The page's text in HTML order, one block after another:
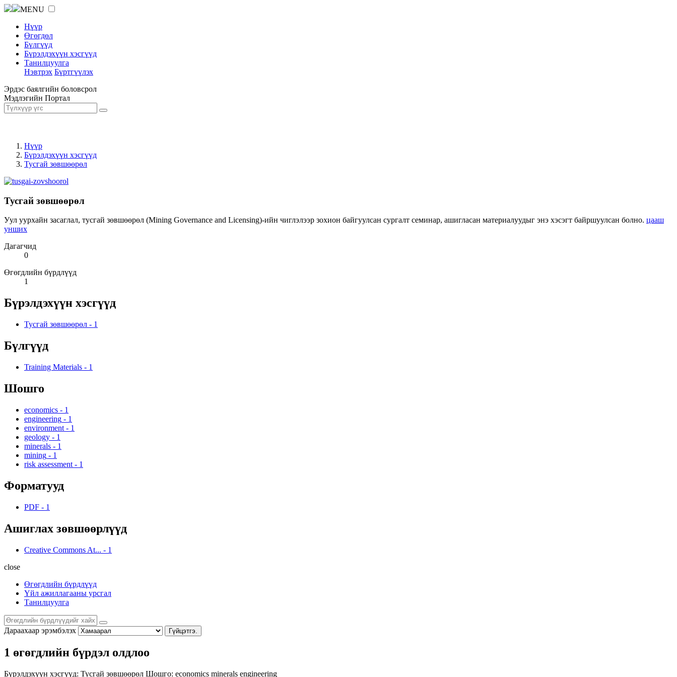
MENU
Нүүр
Өгөгдөл
Бүлгүүд
Бүрэлдэхүүн хэсгүүд
Танилцуулга
Нэвтрэх Бүртгүүлэх
Эрдэс баялгийн боловсрол
Мэдлэгийн Портал
Нүүр
Бүрэлдэхүүн хэсгүүд
Тусгай зөвшөөрөл
Тусгай зөвшөөрөл
Уул уурхайн засаглал, тусгай зөвшөөрөл (Mining Governance and Licensing)-ийн чиглэлээр зохион байгуулсан сургалт семинар, ашигласан материалуудыг энэ хэсэгт байршуулсан болно. цааш
унших
Дагагчид
0
Өгөгдлийн бүрдлүүд
1
Бүрэлдэхүүн хэсгүүд
Тусгай зөвшөөрөл - 1
Бүлгүүд
Training Materials - 1
Шошго
economics - 1
engineering - 1
environment - 1
geology - 1
minerals - 1
mining - 1
risk assessment - 1
Форматууд
PDF - 1
Ашиглах зөвшөөрлүүд
Creative Commons At... - 1
close
Өгөгдлийн бүрдлүүд
Үйл ажиллагааны урсгал
Танилцуулга
Дараахаар эрэмбэлэх Гүйцэтгэ.
1 өгөгдлийн бүрдэл олдлоо
Бүрэлдэхүүн хэсгүүд: Тусгай зөвшөөрөл Шошго: economics minerals engineering